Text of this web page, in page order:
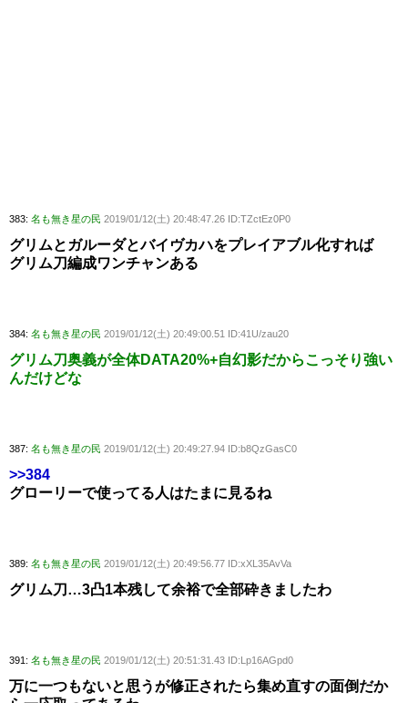
383: 名も無き星の民 2019/01/12(土) 20:48:47.26 ID:TZctEz0P0
グリムとガルーダとバイヴカハをプレイアブル化すれば
グリム刀編成ワンチャンある
384: 名も無き星の民 2019/01/12(土) 20:49:00.51 ID:41U/zau20
グリム刀奥義が全体DATA20%+自幻影だからこっそり強い
んだけどな
387: 名も無き星の民 2019/01/12(土) 20:49:27.94 ID:b8QzGasC0
>>384
グローリーで使ってる人はたまに見るね
389: 名も無き星の民 2019/01/12(土) 20:49:56.77 ID:xXL35AvVa
グリム刀…3凸1本残して余裕で全部砕きましたわ
391: 名も無き星の民 2019/01/12(土) 20:51:31.43 ID:Lp16AGpd0
万に一つもないと思うが修正されたら集め直すの面倒だか